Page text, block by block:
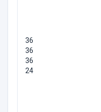
36
36
36
24